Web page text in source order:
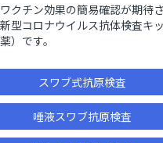
ワクチン効果の簡易確認が期待
新型コロナウイルス抗体検査キ
薬）です。
スワブ式抗原検査
唾液スワブ抗原検査